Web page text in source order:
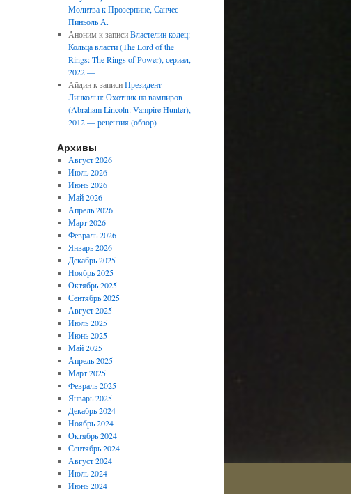
Молитва к Прозерпине, Санчес
Пиньоль А.
Аноним к записиВластелин колец:
Кольца власти (The Lord of the
Rings: The Rings of Power), сериал,
2022 —
Айдинк записиПрезидент
Линкольн: Охотник на вампиров
(Abraham Lincoln: Vampire Hunter),
2012 — рецензия (обзор)
Архивы
Август 2026
Июль 2026
Июнь 2026
Май 2026
Апрель 2026
Март 2026
Февраль 2026
Январь 2026
Декабрь 2025
Ноябрь 2025
Октябрь 2025
Сентябрь 2025
Август 2025
Июль 2025
Июнь 2025
Май 2025
Апрель 2025
Март 2025
Февраль 2025
Январь 2025
Декабрь 2024
Ноябрь 2024
Октябрь 2024
Сентябрь 2024
Август 2024
Июль 2024
Июнь 2024